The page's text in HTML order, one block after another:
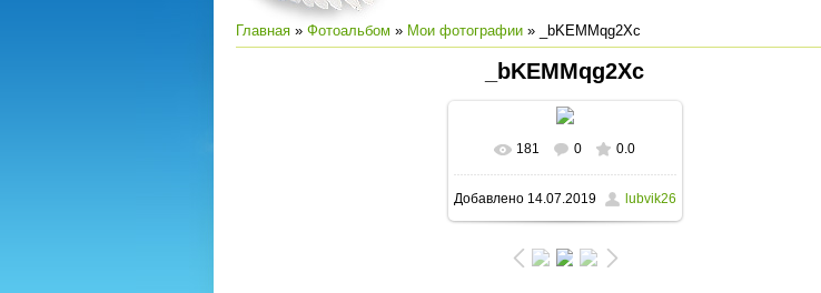
Главная » Фотоальбом » Мои фотографии » _bKEMMqg2Xc
_bKEMMqg2Xc
В реальном размере
810x1080/ 303.5Kb
181 0 0.0
Добавлено14.07.2019 lubvik26